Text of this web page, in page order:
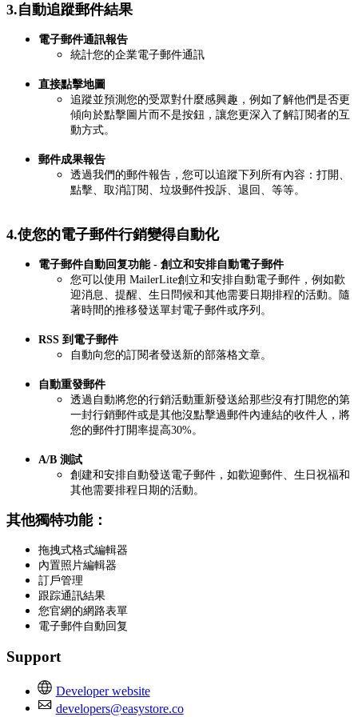
3.自動追蹤郵件結果
電子郵件通訊報告
統計您的企業電子郵件通訊
直接點擊地圖
追蹤並預測您的受眾對什麼感興趣，例如了解他們是否更
傾向於點擊圖片而不是按鈕，讓您更深入了解訂閱者的互
動方式。
郵件成果報告
透過我們的郵件報告，您可以追蹤下列所有內容：打開、
點擊、取消訂閱、垃圾郵件投訴、退回、等等。
4.使您的電子郵件行銷變得自動化
電子郵件自動回复功能 - 創立和安排自動電子郵件
您可以使用 MailerLite創立和安排自動電子郵件，例如歡
迎消息、提醒、生日問候和其他需要日期排程的活動。隨
著時間的推移發送單封電子郵件或序列。
RSS 到電子郵件
自動向您的訂閱者發送新的部落格文章。
自動重發郵件
透過自動將您的行銷活動重新發送給那些沒有打開您的第
一封行銷郵件或是其他沒點擊過郵件內連結的收件人，將
您的郵件打開率提高30%。
A/B 測試
創建和安排自動發送電子郵件，如歡迎郵件、生日祝福和
其他需要排程日期的活動。
其他獨特功能：
拖拽式格式編輯器
內置照片編輯器
訂戶管理
跟踪通訊結果
您官網的網路表單
電子郵件自動回复
Support
Developer website
developers@easystore.co